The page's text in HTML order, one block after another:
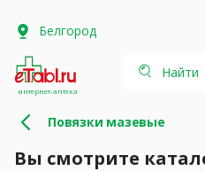
Белгород
интернет-аптека
Найти
Повязки мазевые
Вы смотрите